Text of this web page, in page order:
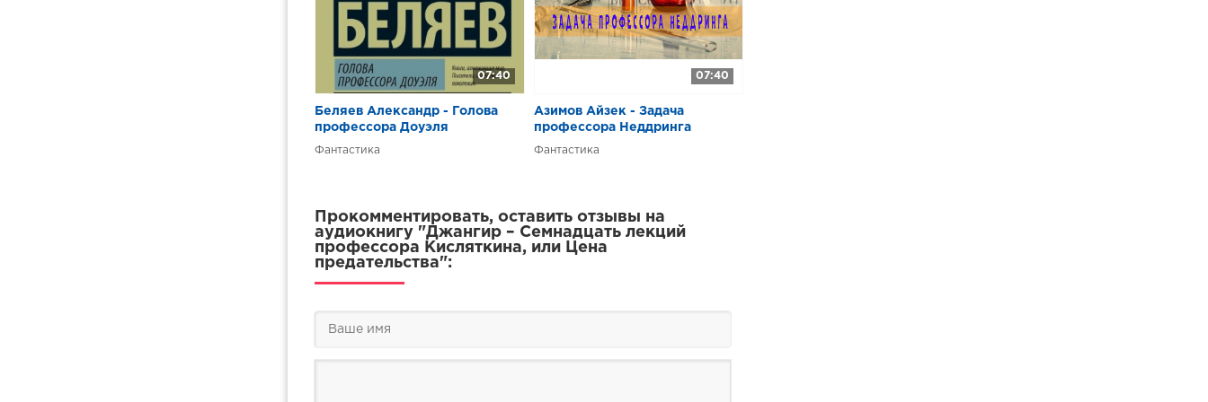
18_Эпилог
21_Послесовие
07:40
Беляев Александр - Голова
профессора Доуэля
Фантастика
07:40
Азимов Айзек - Задача
профессора Неддринга
Фантастика
Прокомментировать, оставить отзывы на
аудиокнигу "Джангир – Семнадцать лекций
профессора Кисляткина, или Цена
предательства":